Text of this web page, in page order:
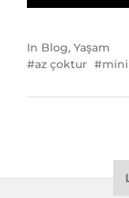
In Blog, Yaşam
az çoktur